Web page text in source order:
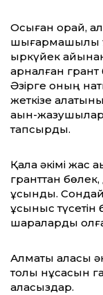
Осыған орай,
шығармашылық
қыркүйек
арналған
Әзірге оның
жеткізе алатыны
ақын-
тапсырды.
Қала әкімі жас
гранттан
ұсынды.
ұсыныс түсетін
шараларды
Алматы қаласы
толық нұсқасын
аласыздар.